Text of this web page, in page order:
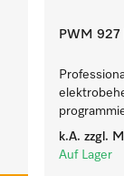
PWM 927
k.A. zzgl.
Auf Lager